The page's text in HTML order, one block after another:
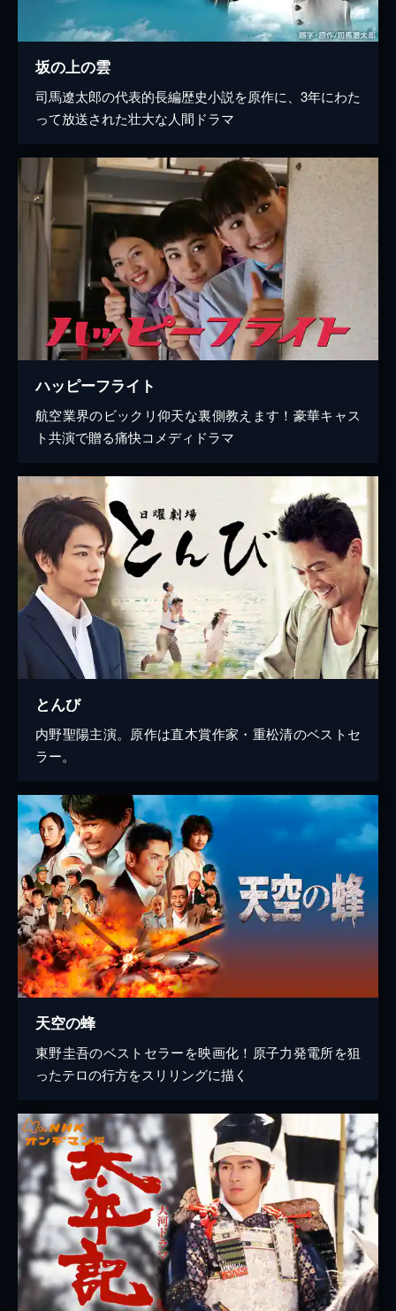
坂の上の雲
司馬遼太郎の代表的長編歴史小説を原作に、3年にわた
って放送された壮大な人間ドラマ
ハッピーフライト
航空業界のビックリ仰天な裏側教えます！豪華キャス
ト共演で贈る痛快コメディドラマ
とんび
内野聖陽主演。原作は直木賞作家・重松清のベストセ
ラー。
天空の蜂
東野圭吾のベストセラーを映画化！原子力発電所を狙
ったテロの行方をスリリングに描く